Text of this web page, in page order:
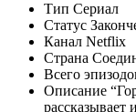
Тип Сериал
Статус
Канал Netflix
Страна
Всего
Описание